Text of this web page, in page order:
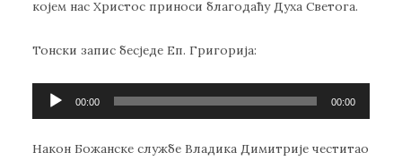
којем нас Христос приноси благодаћу Духа Светога.
Тонски запис бесједе Еп. Григорија:
Прегледач
00:00 00:00
Након Божанске службе Владика Димитрије честитао